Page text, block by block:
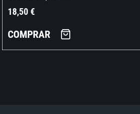
18,50€
COMPRAR